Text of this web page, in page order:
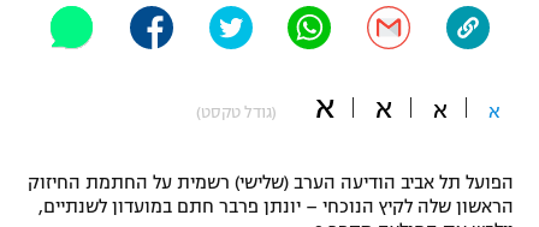
"מחצית בשכונה" – פודקאסט
משתתפים וזוכים בפרסים
תקנון משתתפים וזוכים בפרסים
טניס
אופניים
ספורט מוטורי
פוטבול אמריקאי NFL
א א א א (גודל טקסט)
הפועל תל אביב הודיעה הערב (שלישי) רשמית על החתמת החיזוק
הראשון שלה לקיץ הנוכחי – יונתן פרבר חתם במועדון לשנתיים,